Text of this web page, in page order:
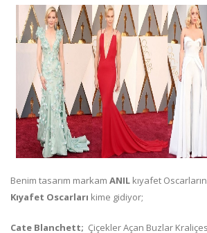
Benim tasarım markam ANIL kıyafet
Kıyafet Oscarları kime gidiyor;
Cate Blanchett; Çiçekler Açan Buzlar